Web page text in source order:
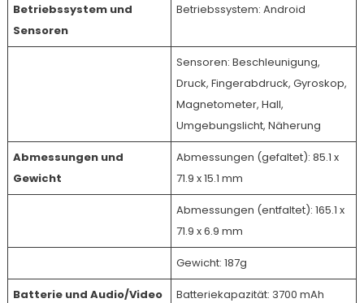
Betriebssystem und
Sensoren
Betriebssystem: Android
Sensoren: Beschleunigung,
Druck, Fingerabdruck, Gyroskop,
Magnetometer, Hall,
Umgebungslicht, Näherung
Abmessungen und
Gewicht
Abmessungen (gefaltet): 85.1 x
71.9 x 15.1 mm
Abmessungen (entfaltet): 165.1 x
71.9 x 6.9 mm
Gewicht: 187g
Batterie und Audio/Video Batteriekapazität: 3700 mAh